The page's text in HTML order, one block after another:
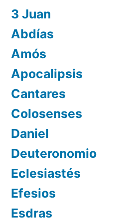
3 Juan
Abdías
Amós
Apocalipsis
Cantares
Colosenses
Daniel
Deuteronomio
Eclesiastés
Efesios
Esdras